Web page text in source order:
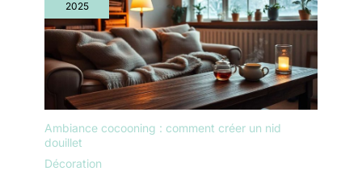
2025
Ambiance cocooning : comment créer un nid
douillet
Décoration